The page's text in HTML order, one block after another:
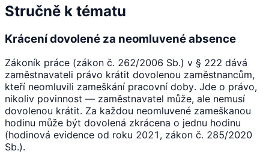
Stručně k tématu
Krácení dovolené za neomluvené absence
Zákoník práce (zákon č. 262/2006 Sb.) v § 222 dává
zaměstnavateli právo krátit dovolenou zaměstnancům,
kteří neomluvili zameškání pracovní doby. Jde o právo,
nikoliv povinnost — zaměstnavatel může, ale nemusí
dovolenou krátit. Za každou neomluvené zameškanou
hodinu může být dovolená zkrácena o jednu hodinu
(hodinová evidence od roku 2021, zákon č. 285/2020
Sb.).